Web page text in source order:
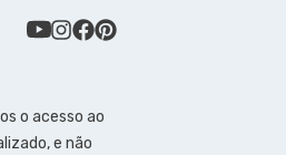
o acesso ao
e não